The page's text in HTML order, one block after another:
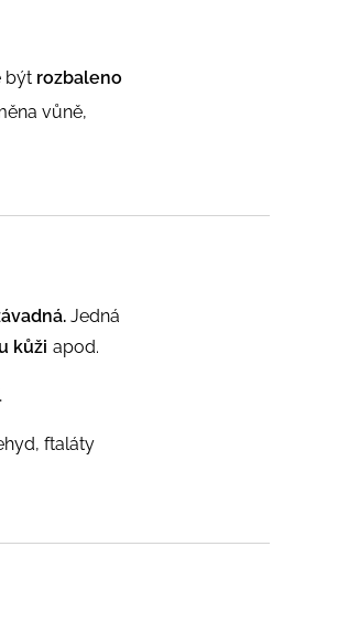
být rozbaleno
vůně,
Jedná
kůži apod.
.
ftaláty